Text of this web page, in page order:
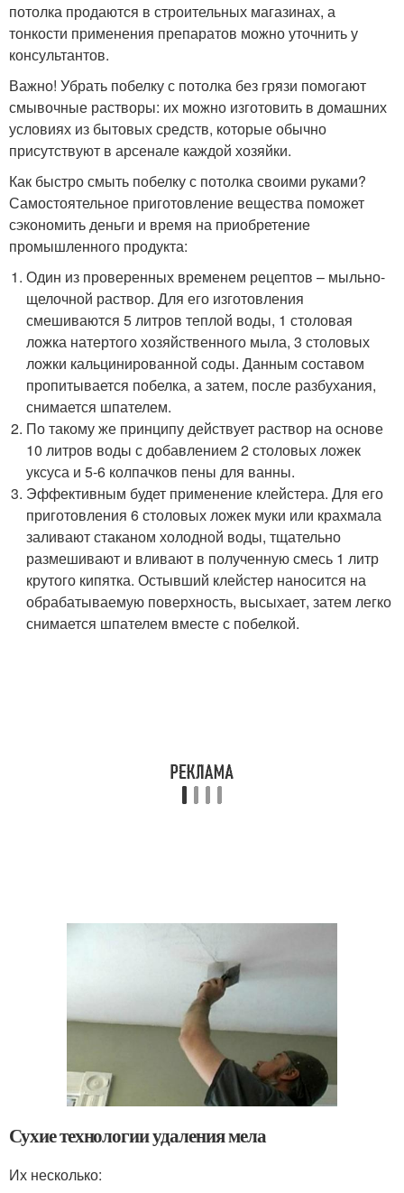
потолка продаются в строительных магазинах, а
тонкости применения препаратов можно уточнить у
консультантов.
Важно! Убрать побелку с потолка без грязи помогают
смывочные растворы: их можно изготовить в домашних
условиях из бытовых средств, которые обычно
присутствуют в арсенале каждой хозяйки.
Как быстро смыть побелку с потолка своими руками?
Самостоятельное приготовление вещества поможет
сэкономить деньги и время на приобретение
промышленного продукта:
Один из проверенных временем рецептов – мыльно-
щелочной раствор. Для его изготовления
смешиваются 5 литров теплой воды, 1 столовая
ложка натертого хозяйственного мыла, 3 столовых
ложки кальцинированной соды. Данным составом
пропитывается побелка, а затем, после разбухания,
снимается шпателем.
По такому же принципу действует раствор на основе
10 литров воды с добавлением 2 столовых ложек
уксуса и 5-6 колпачков пены для ванны.
Эффективным будет применение клейстера. Для его
приготовления 6 столовых ложек муки или крахмала
заливают стаканом холодной воды, тщательно
размешивают и вливают в полученную смесь 1 литр
крутого кипятка. Остывший клейстер наносится на
обрабатываемую поверхность, высыхает, затем легко
снимается шпателем вместе с побелкой.
Сухие технологии удаления мела
Их несколько: